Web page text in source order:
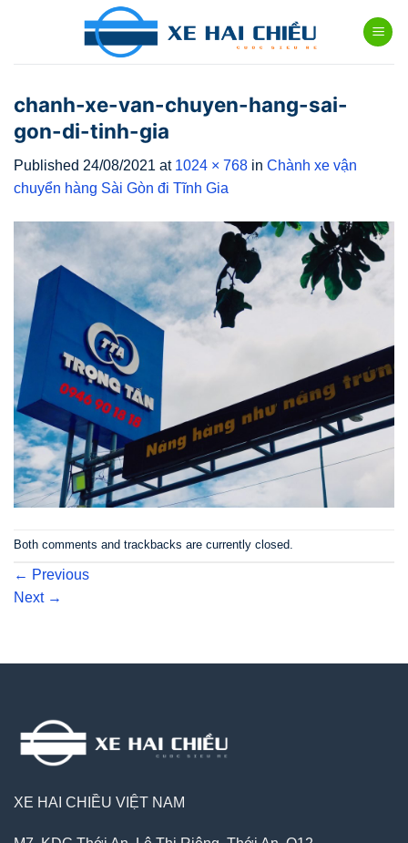
chanh-xe-van-chuyen-hang-sai-
gon-di-tinh-gia
Published 24/08/2021 at 1024 × 768 in Chành xe vận
chuyển hàng Sài Gòn đi Tĩnh Gia
Both comments and trackbacks are currently closed.
← Previous
Next →
XE HAI CHIỀU VIỆT NAM